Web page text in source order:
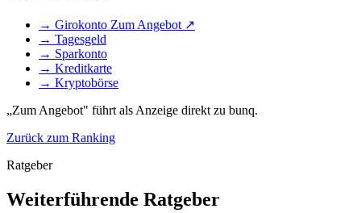
→ Girokonto Zum Angebot ↗
→ Tagesgeld
→ Sparkonto
→ Kreditkarte
→ Kryptobörse
„Zum Angebot" führt als Anzeige direkt zu bunq.
Zurück zum Ranking
Ratgeber
Weiterführende Ratgeber